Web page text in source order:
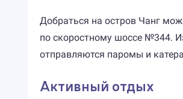
Добраться на остров Чанг
по скоростному шоссе №344.
отправляются паромы и
Активный отдых